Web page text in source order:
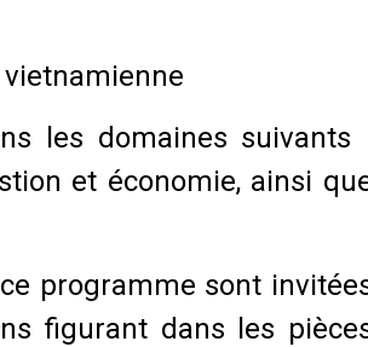
vietnamienne
les domaines suivants
et économie, ainsi
programme sont
figurant dans les